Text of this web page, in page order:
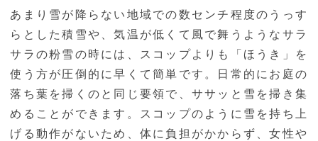
あまり雪が降らない地域での数センチ程度のうっす
らとした積雪や、気温が低くて風で舞うようなサラ
サラの粉雪の時には、スコップよりも「ほうき」を
使う方が圧倒的に早くて簡単です。日常的にお庭の
落ち葉を掃くのと同じ要領で、ササッと雪を掃き集
めることができます。スコップのように雪を持ち上
げる動作がないため、体に負担がかからず、女性や